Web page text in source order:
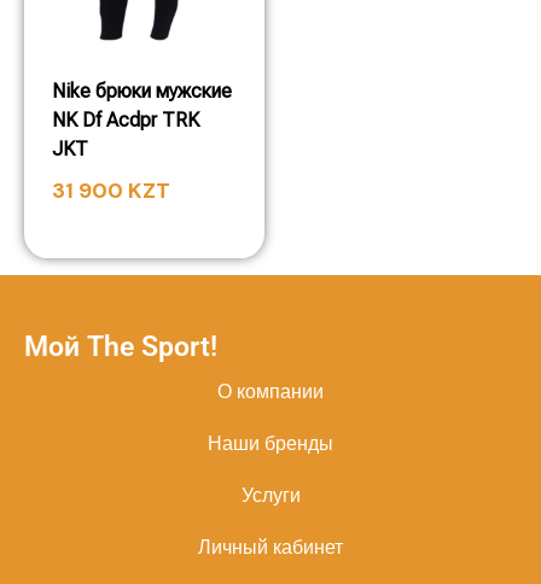
Nike брюки мужские
NK Df Acdpr TRK
JKT
31 900 KZT
Мой The Sport!
О компании
Наши бренды
Услуги
Личный кабинет